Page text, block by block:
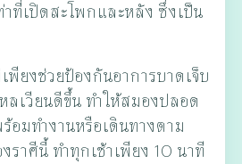
ที่เปิดสะโพกและหลัง ซึ่งเป็น
พียงช่วยป้องกันอาการบาดเจ็บ
ลเวียนดีขึ้น ทำให้สมองปลอด
อมทำงานหรือเดินทางตาม
ราศีนี้ ทำทุกเช้าเพียง 10 นาที